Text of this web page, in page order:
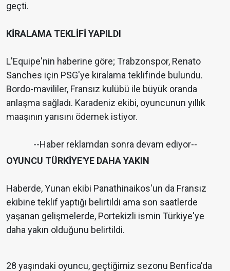
geçti.
KİRALAMA TEKLİFİ YAPILDI
L'Equipe'nin haberine göre; Trabzonspor, Renato
Sanches için PSG'ye kiralama teklifinde bulundu.
Bordo-mavililer, Fransız kulübü ile büyük oranda
anlaşma sağladı. Karadeniz ekibi, oyuncunun yıllık
maaşının yarısını ödemek istiyor.
--Haber reklamdan sonra devam ediyor--
OYUNCU TÜRKİYE'YE DAHA YAKIN
Haberde, Yunan ekibi Panathinaikos'un da Fransız
ekibine teklif yaptığı belirtildi ama son saatlerde
yaşanan gelişmelerde, Portekizli ismin Türkiye'ye
daha yakın olduğunu belirtildi.
28 yaşındaki oyuncu, geçtiğimiz sezonu Benfica'da